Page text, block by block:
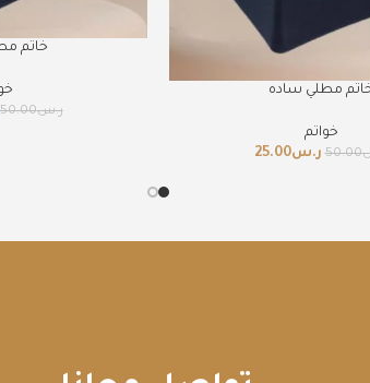
مطلي ساده
خواتم
50.00 ر.س25.00
خاتم
ر.س50.00